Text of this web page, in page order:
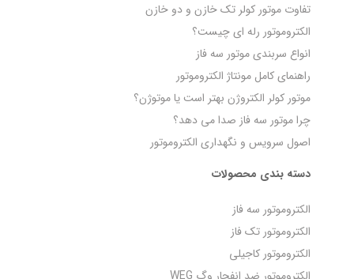
تفاوت موتور کولر تک خازن و دو خازن
الکتروموتور رله‌ ای چیست؟
انواع سربندی موتور سه فاز
راهنمای کامل مونتاژ الکتروموتور
موتور کولر الکتروژن بهتر است یا موتوژن؟
چرا موتور سه فاز صدا می‌ دهد؟
اصول سرویس و نگهداری الکتروموتور
دسته بندی محصولات
الکتروموتور سه فاز
الکتروموتور تک فاز
الکتروموتور کاجیلی